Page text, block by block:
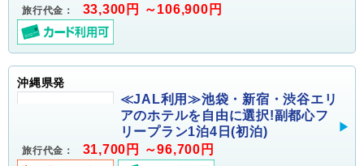
旅行代金： 33,300円 ～106,900円
沖縄県発
≪JAL利用≫池袋・新宿・渋谷エリ
アのホテルを自由に選択!副都心フ
リープラン1泊4日(初泊)
旅行代金： 31,700円 ～96,700円